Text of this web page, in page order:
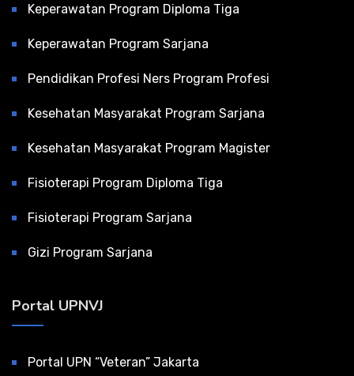
Keperawatan Program Diploma Tiga
Keperawatan Program Sarjana
Pendidikan Profesi Ners Program Profesi
Kesehatan Masyarakat Program Sarjana
Kesehatan Masyarakat Program Magister
Fisioterapi Program Diploma Tiga
Fisioterapi Program Sarjana
Gizi Program Sarjana
Portal UPNVJ
Portal UPN “Veteran” Jakarta